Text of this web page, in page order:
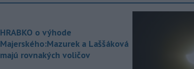
HRABKO o výhode
Majerského:Mazurek a Laššáková
majú rovnakých voličov